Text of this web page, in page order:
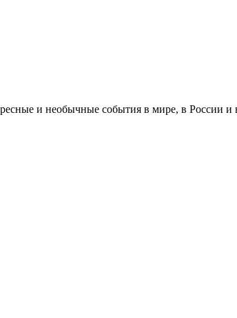
и необычные события в мире, в России и